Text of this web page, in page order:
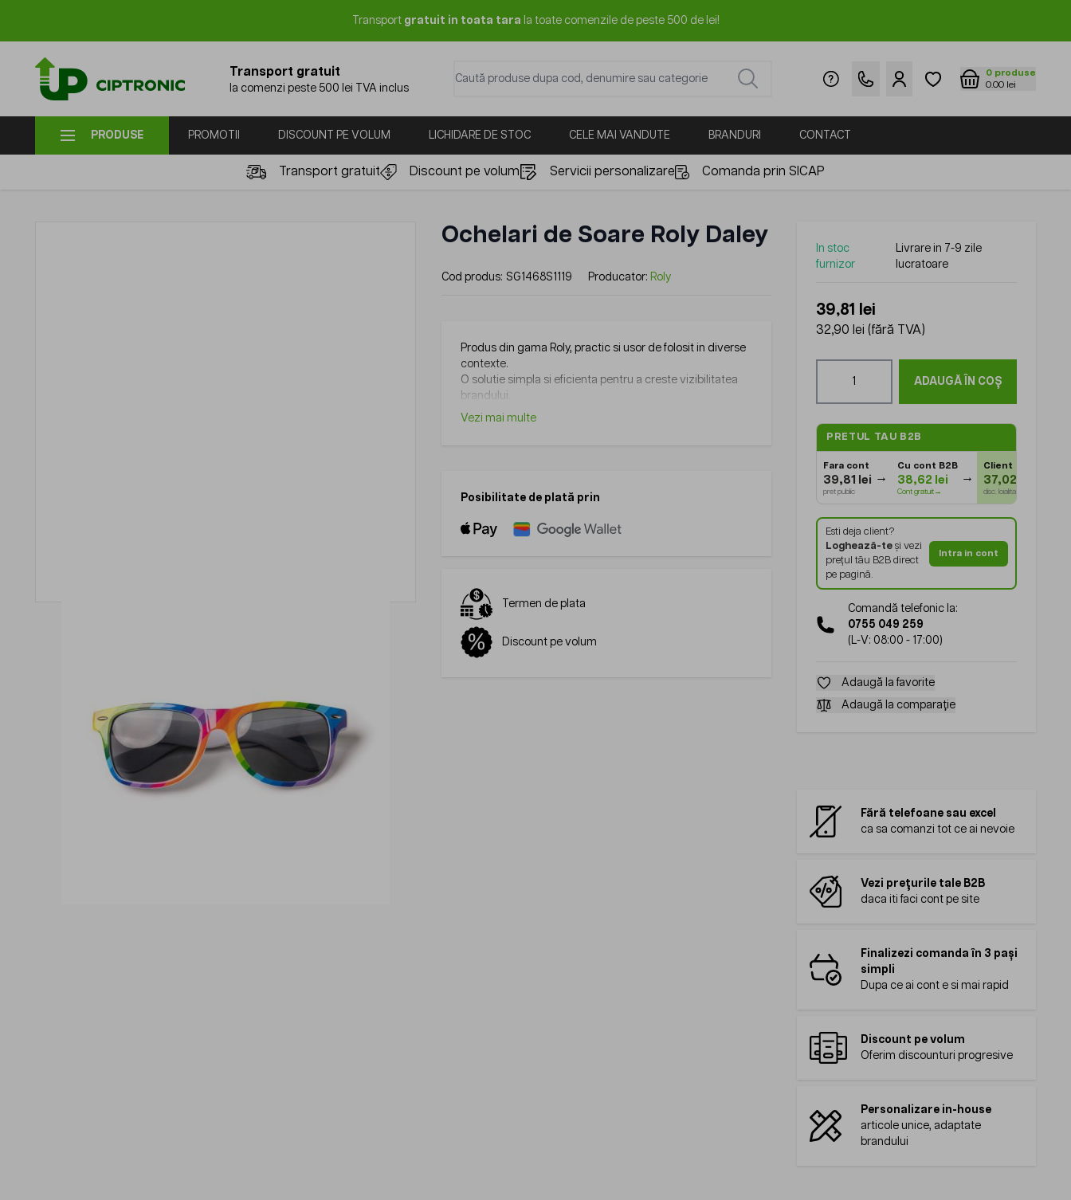
Transport gratuit in toata tara la toate comenzile de peste 500 de lei!
Transport gratuit
la comenzi peste 500 lei TVA inclus
0 produse
0.00 lei
PRODUSE PROMOTII DISCOUNT PE VOLUM LICHIDARE DE STOC CELE MAI VANDUTE BRANDURI CONTACT
Transport gratuit Discount pe volum Servicii personalizare Comanda prin SICAP
Ochelari de Soare Roly Daley
Cod produs: SG1468S1119 Producator: Roly
Produs din gama Roly, practic si usor de folosit in diverse
contexte.
O solutie simpla si eficienta pentru a creste vizibilitatea
brandului.
Vezi mai multe
In stoc
furnizor
Livrare in 7-9 zile
lucratoare
39,81 lei
32,90 lei (fără TVA)
ADAUGĂ ÎN COȘ
PRETUL TAU B2B
Fara cont
39,81 lei
pret public
Cu cont B2B
38,62 lei
Cont gratuit→
Client Gold
37,02 lei
disc. loialitate
Esti deja client?
Loghează-teși vezi
prețul tău B2B direct
pe pagină.
Intra in cont
Comandă telefonic la:
0755 049 259
(L-V: 08:00 - 17:00)
Adaugă la favorite
Adaugă la comparație
Fără telefoane sau excel
ca sa comanzi tot ce ai nevoie
Vezi prețurile tale B2B
daca iti faci cont pe site
Finalizezi comanda în 3 pași
simpli
Dupa ce ai cont e si mai rapid
Discount pe volum
Oferim discounturi progresive
Personalizare in-house
articole unice, adaptate
brandului
Posibilitate de plată prin
Termen de plata
Discount pe volum